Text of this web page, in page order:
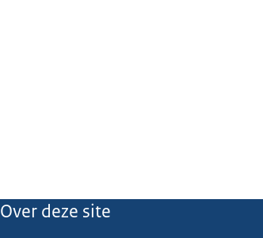
Over deze site